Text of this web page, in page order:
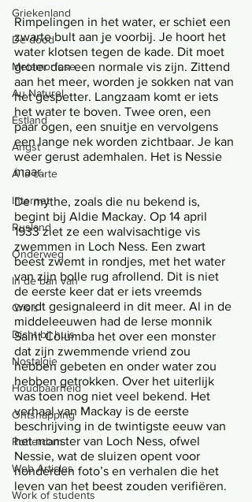
Griekenland
De dood
Metamorfose
Au Naturel
Estland
Angst
Á la carte
Internet
Rusland
Onderweg
In de ban van
Crisis
Dicht bij huis
Nostalgie
Houdbaarheid
Ontsnapping
Rotterdam
Web Articles
Work of students
Rimpelingen in het water, er schiet een
zwarte bult aan je voorbij. Je hoort het
water klotsen tegen de kade. Dit moet
groter dan een normale vis zijn. Zittend
aan het meer, worden je sokken nat van
het gespetter. Langzaam komt er iets
het water te boven. Twee oren, een
paar ogen, een snuitje en vervolgens
een lange nek worden zichtbaar. Je kan
weer gerust ademhalen. Het is Nessie
maar.
De mythe, zoals die nu bekend is,
begint bij Aldie Mackay. Op 14 april
1933 ziet ze een walvisachtige vis
zwemmen in Loch Ness. Een zwart
beest zwemt in rondjes, met het water
van zijn bolle rug afrollend. Dit is niet
de eerste keer dat er iets vreemds
wordt gesignaleerd in dit meer. Al in de
middeleeuwen had de Ierse monnik
Saint Columba het over een monster
dat zijn zwemmende vriend zou
hebben gebeten en onder water zou
hebben getrokken. Over het uiterlijk
was toen nog niet veel bekend. Het
verhaal van Mackay is de eerste
beschrijving in de twintigste eeuw van
het monster van Loch Ness, ofwel
Nessie, wat de sluizen opent voor
honderden foto’s en verhalen die het
leven van het beest zouden verifiëren.